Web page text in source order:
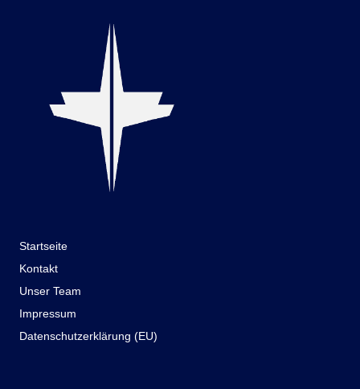
Startseite
Kontakt
Unser Team
Impressum
Datenschutzerklärung (EU)